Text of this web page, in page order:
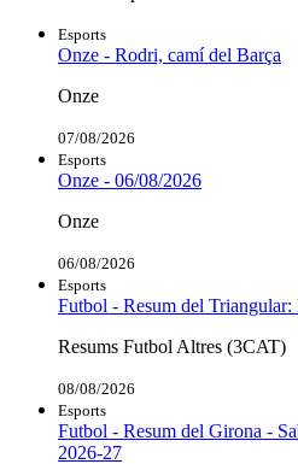
Esports
Onze - Rodri, camí del Barça
Onze
07/08/2026
Esports
Onze - 06/08/2026
Onze
06/08/2026
Esports
Futbol - Resum del Triangular:
Resums Futbol Altres (3CAT)
08/08/2026
Esports
Futbol - Resum del Girona -
2026-27